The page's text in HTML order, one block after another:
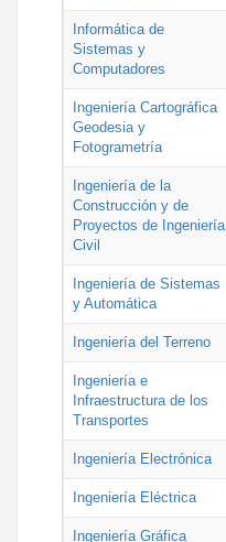
Informática de
Sistemas y
Computadores
Ingeniería Cartográfica
Geodesia y
Fotogrametría
Ingeniería de la
Construcción y de
Proyectos de Ingeniería
Civil
Ingeniería de Sistemas
y Automática
Ingeniería del Terreno
Ingeniería e
Infraestructura de los
Transportes
Ingeniería Electrónica
Ingeniería Eléctrica
Ingeniería Gráfica